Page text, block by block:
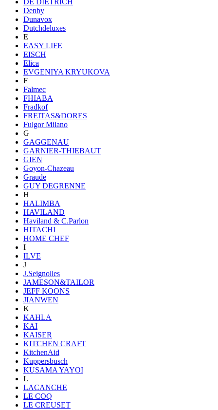
Denby
Dunavox
Dutchdeluxes
E
EASY LIFE
EISCH
Elica
EVGENIYA KRYUKOVA
F
Falmec
FHIABA
Fradkof
FREITAS&DORES
Fulgor Milano
G
GAGGENAU
GARNIER-THIEBAUT
GIEN
Goyon-Chazeau
Graude
GUY DEGRENNE
H
HALIMBA
HAVILAND
Haviland & C.Parlon
HITACHI
HOME CHEF
I
ILVE
J
J.Seignolles
JAMESON&TAILOR
JEFF KOONS
JIANWEN
K
KAHLA
KAI
KAISER
KITCHEN CRAFT
KitchenAid
Kuppersbusch
KUSAMA YAYOI
L
LACANCHE
LE COQ
LE CREUSET